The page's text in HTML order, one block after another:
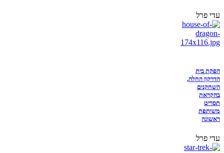
עדי פרל
הפקת בית
הדרקון החלה,
השחקנים
בהקראת
תסריט
משותפת
ראשונה
עדי פרל